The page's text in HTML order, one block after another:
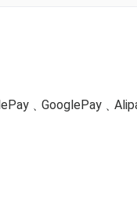
。